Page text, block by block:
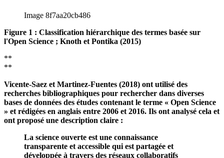
L'arborescence créée par Knoth et Pontika (2015) montre à
quel point le domaine est diversifié :
Image 8f7aa20cb486
Figure 1 : Classification hiérarchique des termes basée sur
**
**
Vicente-Saez et Martinez-Fuentes (2018) ont utilisé des
recherches bibliographiques pour rechercher dans diverses
bases de données des études contenant le terme « Open Science
» et rédigées en anglais entre 2006 et 2016. Ils ont analysé cela et
ont proposé une description claire :